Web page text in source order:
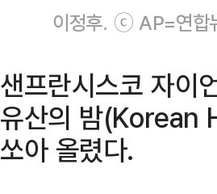
이정후. ⓒ AP=연합
샌프란시스코 자이
유산의 밤(Korean
쏘아 올렸다.